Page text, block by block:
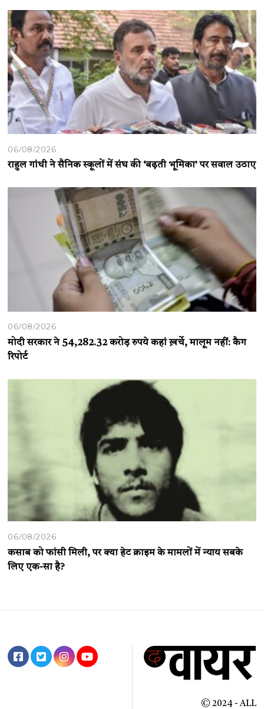
06/08/2026
राहुल गांधी ने सैनिक स्कूलों में संघ की ‘बढ़ती भूमिका’ पर सवाल उठाए
06/08/2026
मोदी सरकार ने 54,282.32 करोड़ रुपये कहां ख़र्चे, मालूम नहीं: कैग
रिपोर्ट
06/08/2026
कसाब को फांसी मिली, पर क्या हेट क्राइम के मामलों में न्याय सबके
लिए एक-सा है?
© 2024 - ALL